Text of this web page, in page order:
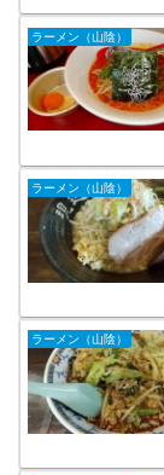
ラーメン（山陰）
ラーメン（山陰）
ラーメン（山陰）